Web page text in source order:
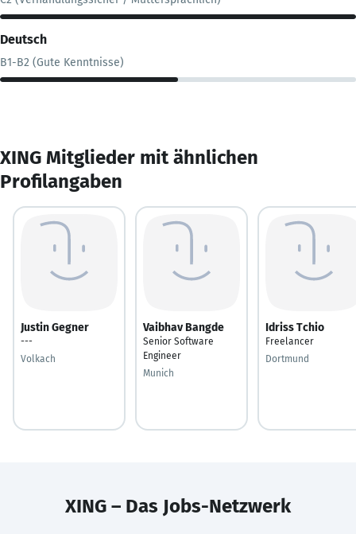
Deutsch
B1-B2 (Gute Kenntnisse)
XING Mitglieder mit ähnlichen
Profilangaben
Justin Gegner
---
Volkach
Vaibhav Bangde
Senior Software
Engineer
Munich
Idriss Tchio
Freelancer
Dortmund
XING – Das Jobs-Netzwerk